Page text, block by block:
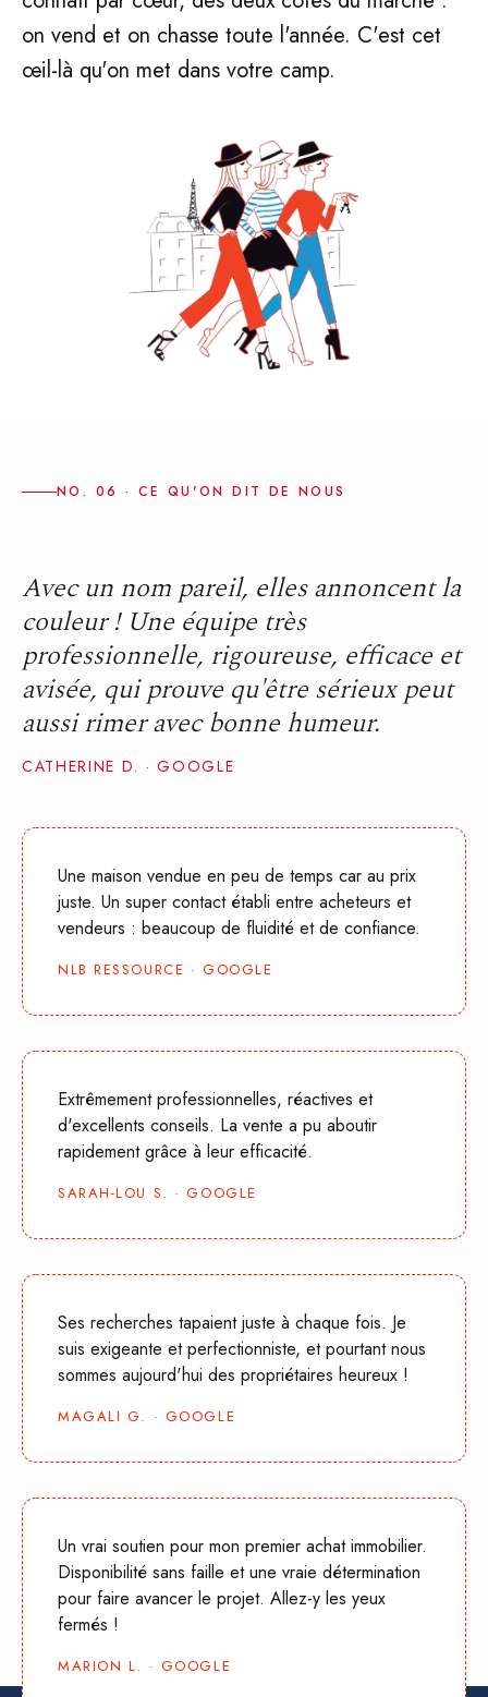
on vend et on chasse toute l'année. C'est cet
œil-là qu'on met dans votre camp.
NO. 06 · CE QU'ON DIT DE NOUS
Avec un nom pareil, elles annoncent la
couleur ! Une équipe très
professionnelle, rigoureuse, efficace et
avisée, qui prouve qu'être sérieux peut
aussi rimer avec bonne humeur.
CATHERINE D. · GOOGLE
Une maison vendue en peu de temps car au prix
juste. Un super contact établi entre acheteurs et
vendeurs : beaucoup de fluidité et de confiance.
NLB RESSOURCE · GOOGLE
Extrêmement professionnelles, réactives et
d'excellents conseils. La vente a pu aboutir
rapidement grâce à leur efficacité.
SARAH-LOU S. · GOOGLE
Ses recherches tapaient juste à chaque fois. Je
suis exigeante et perfectionniste, et pourtant nous
sommes aujourd'hui des propriétaires heureux !
MAGALI G. · GOOGLE
Un vrai soutien pour mon premier achat immobilier.
Disponibilité sans faille et une vraie détermination
pour faire avancer le projet. Allez-y les yeux
fermés !
MARION L. · GOOGLE